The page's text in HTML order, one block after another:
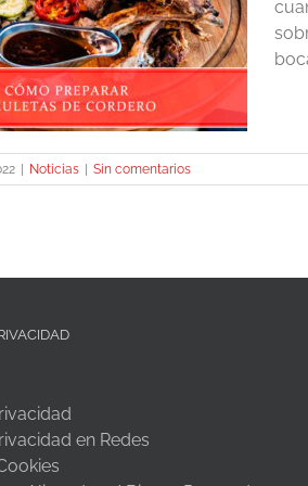
Noticias Sin comentarios
en Redes